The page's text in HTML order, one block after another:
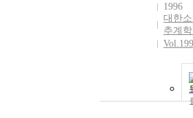
1996
대한
추계